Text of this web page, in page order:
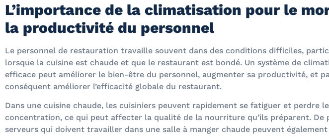
L’importance de la climatisation pour le
la productivité du personnel
Le personnel de restauration travaille souvent dans des conditions difficiles,
lorsque la cuisine est chaude et que le restaurant est bondé. Un système de
efficace peut améliorer le bien-être du personnel, augmenter sa productivité, et
conséquent améliorer l’efficacité globale du restaurant.
Dans une cuisine chaude, les cuisiniers peuvent rapidement se fatiguer et perdre
concentration, ce qui peut affecter la qualité de la nourriture qu’ils préparent. De
serveurs qui doivent travailler dans une salle à manger chaude peuvent